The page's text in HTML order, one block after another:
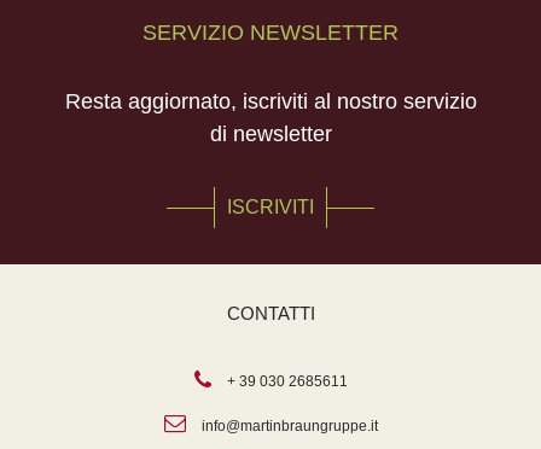
SERVIZIO NEWSLETTER
Resta aggiornato, iscriviti al nostro servizio
di newsletter
ISCRIVITI
CONTATTI
+ 39 030 2685611
info@martinbraungruppe.it